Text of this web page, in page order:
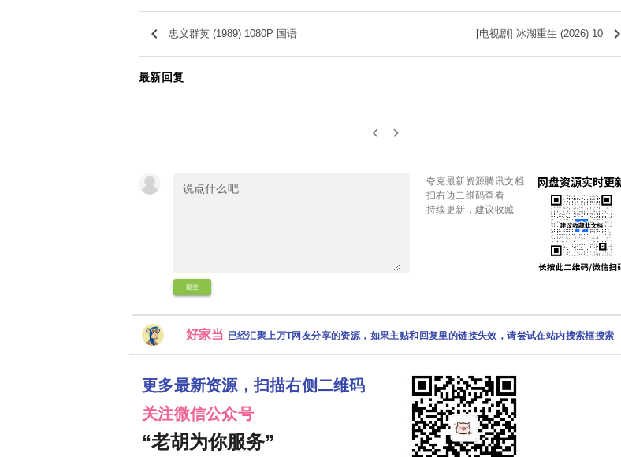
keyboard_arrow_left 忠义群英 (1989) 1080P 国语 [电视剧] 冰湖重生 (2026) 10 keyboard_arrow_right
最新回复
keyboard_arrow_left keyboard_arrow_right
提交
夸克最新资源腾讯文档
扫右边二维码查看
持续更新，建议收藏
好家当 已经汇聚上万T网友分享的资源，如果主贴和回复里的链接失效，请尝试在站内搜索框搜索
更多最新资源，扫描右侧二维码
关注微信公众号
“老胡为你服务”